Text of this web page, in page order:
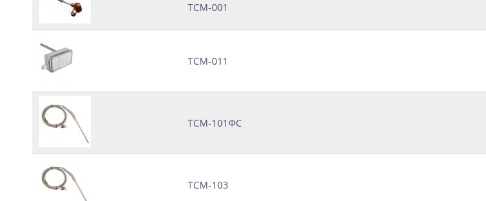
ТСМ-001
ТСМ-011
ТСМ-101ФС
ТСМ-103